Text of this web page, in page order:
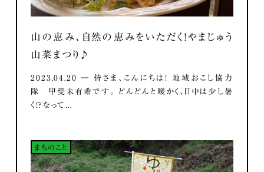
山の恵み、自然の恵みをいただく！やまじゅう
山菜まつり♪
2023.04.20 ― 皆さま、こんにちは！ 地域おこし協力
隊 甲斐未有希です。 どんどんと暖かく、日中は少し暑
く！？なって...
まちのこと